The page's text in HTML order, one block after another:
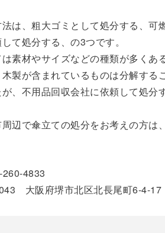
は、粗大ゴミとして処分する、可
て処分する、の3つです。
素材やサイズなどの種類が多くあ
製が含まれているものは分解する
、不用品回収会社に依頼して処
辺で傘立ての処分をお考えの方は
4833
大阪府堺市北区北長尾町6-4-17